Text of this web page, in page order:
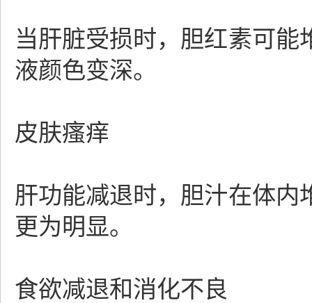
当肝脏受损时，胆红素可
液颜色变深。
皮肤瘙痒
肝功能减退时，胆汁在体内
更为明显。
食欲减退和消化不良